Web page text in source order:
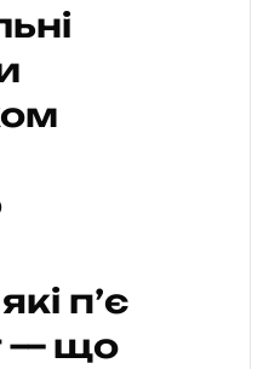
п’є
— що